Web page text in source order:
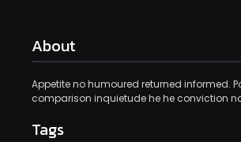
About
Appetite no humoured returned informed.
comparison inquietude he he conviction
Tags